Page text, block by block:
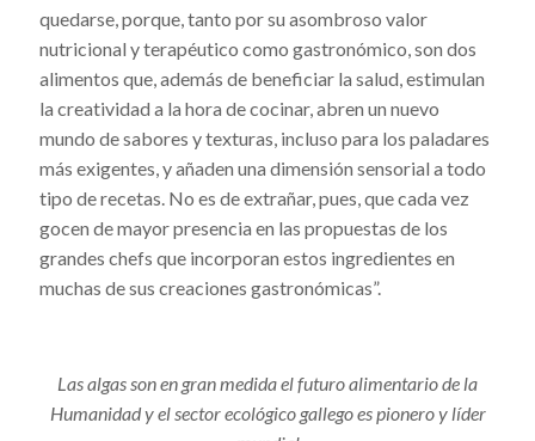
quedarse, porque, tanto por su asombroso valor
nutricional y terapéutico como gastronómico, son dos
alimentos que, además de beneficiar la salud, estimulan
la creatividad a la hora de cocinar, abren un nuevo
mundo de sabores y texturas, incluso para los paladares
más exigentes, y añaden una dimensión sensorial a todo
tipo de recetas. No es de extrañar, pues, que cada vez
gocen de mayor presencia en las propuestas de los
grandes chefs que incorporan estos ingredientes en
muchas de sus creaciones gastronómicas”.
Las algas son en gran medida el futuro alimentario de la
Humanidad y el sector ecológico gallego es pionero y líder